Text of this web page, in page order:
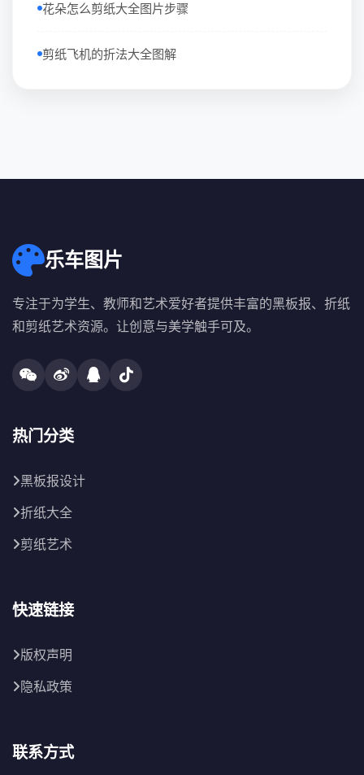
花朵怎么剪纸大全图片步骤
剪纸飞机的折法大全图解
乐车图片
专注于为学生、教师和艺术爱好者提供丰富的黑板报、折纸
和剪纸艺术资源。让创意与美学触手可及。
热门分类
黑板报设计
折纸大全
剪纸艺术
快速链接
版权声明
隐私政策
联系方式